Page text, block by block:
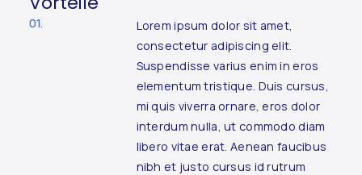
01.
Lorem ipsum dolor sit amet,
consectetur adipiscing elit.
Suspendisse varius enim in eros
elementum tristique. Duis cursus,
mi quis viverra ornare, eros dolor
interdum nulla, ut commodo diam
libero vitae erat. Aenean faucibus
nibh et justo cursus id rutrum